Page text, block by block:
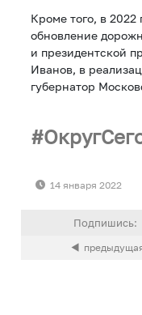
Кроме того, в 2022
обновление
и президентской
Иванов, в
губернатор
14 января 2022